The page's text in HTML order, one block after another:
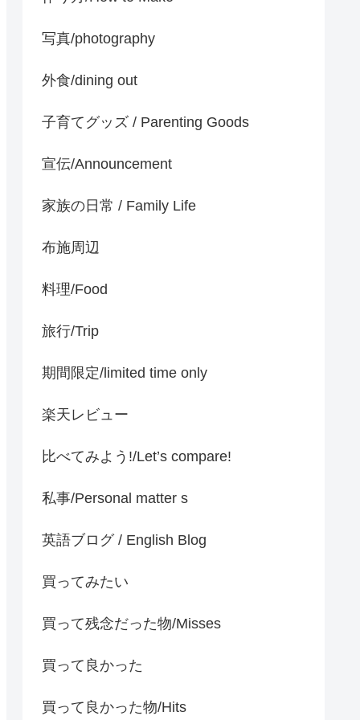
写真/photography
外食/dining out
子育てグッズ / Parenting Goods
宣伝/Announcement
家族の日常 / Family Life
布施周辺
料理/Food
旅行/Trip
期間限定/limited time only
楽天レビュー
比べてみよう!/Let’s compare!
私事/Personal matter s
英語ブログ / English Blog
買ってみたい
買って残念だった物/Misses
買って良かった
買って良かった物/Hits